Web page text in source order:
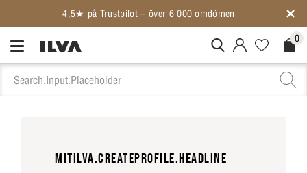
4,5★ på Trustpilot – över 6 000 omdömen
MitIlva.Login 0
MITILVA.CREATEPROFILE.HEADLINE